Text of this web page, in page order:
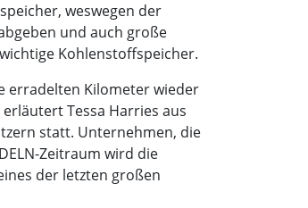
weswegen der
und auch große
Kohlenstoffspeicher.
erradelten Kilometer wieder
Tessa Harries aus
statt. Unternehmen, die
Zeitraum wird die
der letzten großen